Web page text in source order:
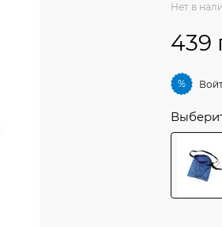
Нет в
439
%